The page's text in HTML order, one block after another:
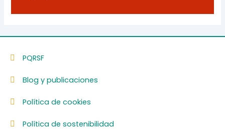
PQRSF
Blog y publicaciones
Política de cookies
Política de sostenibilidad